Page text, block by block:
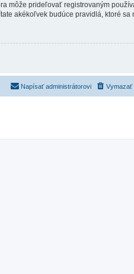
môže prideľovať registrovaným
akékoľvek budúce pravidlá, ktoré sa
Vymazať
Napísať administrátorovi